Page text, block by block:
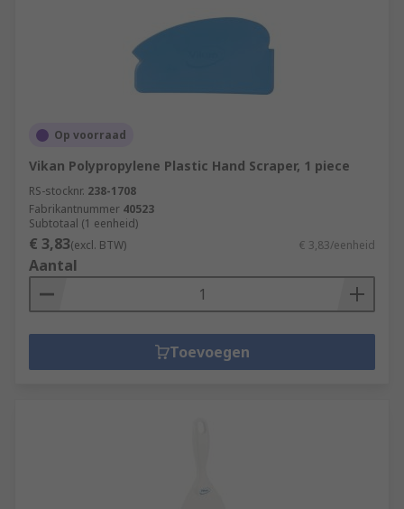
Op voorraad
Vikan Polypropylene Plastic Hand Scraper, 1 piece
RS-stocknr. 238-1708
Fabrikantnummer 40523
Subtotaal (1 eenheid)
€ 3,83(excl. BTW) € 3,83/eenheid
Aantal
Toevoegen